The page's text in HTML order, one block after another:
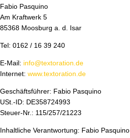
Fabio Pasquino
Am Kraftwerk 5
85368 Moosburg a. d. Isar
Tel: 0162 / 16 39 240
E-Mail: info@textoration.de
Internet: www.textoration.de
Geschäftsführer: Fabio Pasquino
USt.-ID: DE358724993
Steuer-Nr.: 115/257/21223
Inhaltliche Verantwortung: Fabio Pasquino